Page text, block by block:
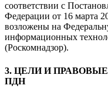
соответствии с
Федерации от 16 марта
возложены на
информационных
(Роскомнадзор).
3. ЦЕЛИ И
ПДН